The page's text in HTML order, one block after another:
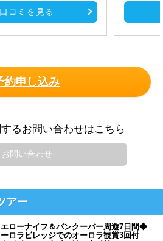
口コミを見る
約申し込み
るお問い合わせはこちら
お問い合わせ
アー
ローナイフ＆バンクーバー周遊7日間◆
ロラビレッジでのオーロラ観賞3回付